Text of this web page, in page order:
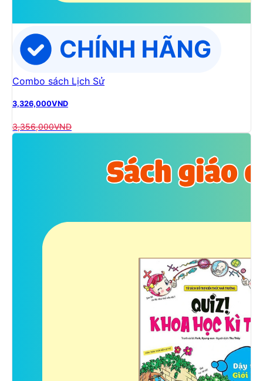
Combo sách Lịch Sử
3,326,000VND
3,356,000VND